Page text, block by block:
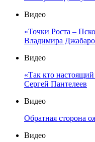
Видео
«Точки Роста –
Владимира
Видео
«Так кто
Сергей Пантелеев
Видео
Обратная сторона
Видео